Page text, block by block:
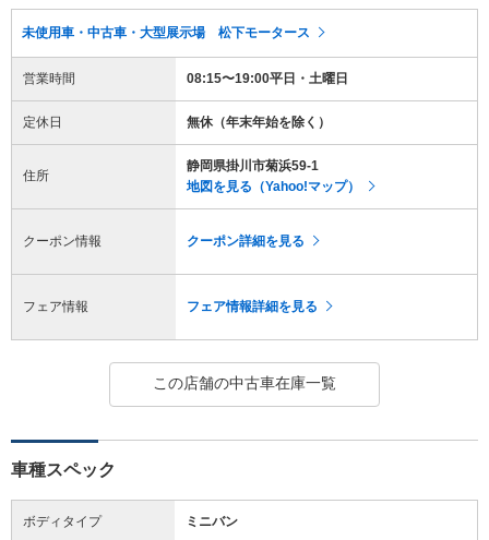
未使用車・中古車・大型展示場 松下モータース
営業時間 08:15〜19:00平日・土曜日
定休日 無休（年末年始を除く）
住所
静岡県掛川市菊浜59-1
地図を見る（Yahoo!マップ）
クーポン情報 クーポン詳細を見る
フェア情報 フェア情報詳細を見る
この店舗の中古車在庫一覧
車種スペック
ボディタイプ ミニバン